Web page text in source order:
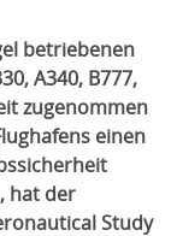
betriebenen
A340, B777,
zugenommen
einen
hat der
Study